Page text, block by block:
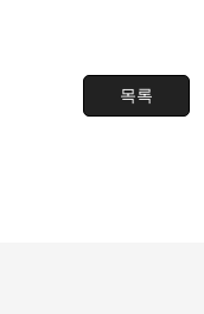
목록